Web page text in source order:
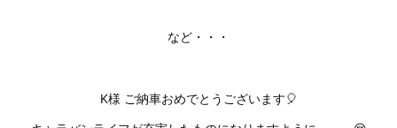
など・・・
K様 ご納車おめでとうございます🎈